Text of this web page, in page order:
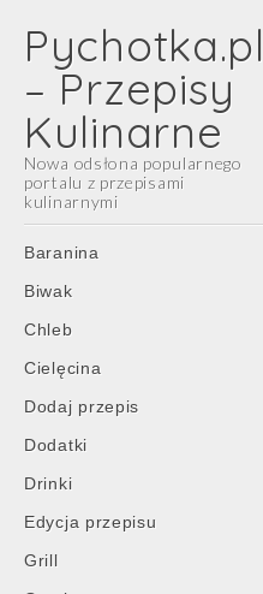
Pychotka.pl
– Przepisy
Kulinarne
Nowa odsłona popularnego
portalu z przepisami
kulinarnymi
Main
menu
Skip
content
Baranina
Biwak
Chleb
Cielęcina
Dodaj przepis
Dodatki
Drinki
Edycja przepisu
Grill